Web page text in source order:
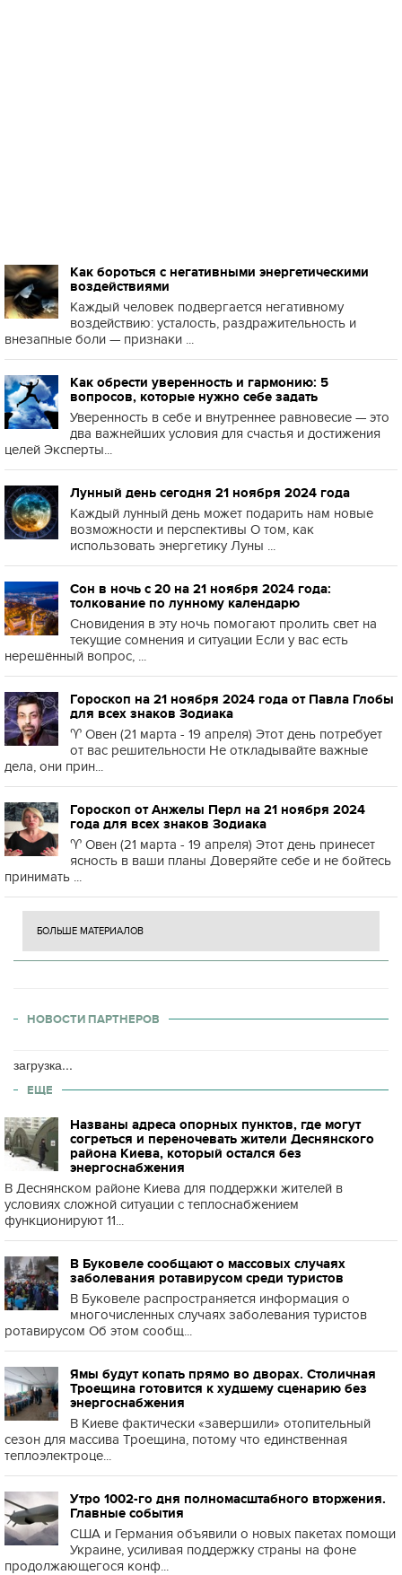
Как бороться с негативными энергетическими
воздействиями
Каждый человек подвергается негативному
воздействию: усталость, раздражительность и
внезапные боли — признаки ...
Как обрести уверенность и гармонию: 5
вопросов, которые нужно себе задать
Уверенность в себе и внутреннее равновесие — это
два важнейших условия для счастья и достижения
целей Эксперты...
Лунный день сегодня 21 ноября 2024 года
Каждый лунный день может подарить нам новые
возможности и перспективы О том, как
использовать энергетику Луны ...
Сон в ночь с 20 на 21 ноября 2024 года:
толкование по лунному календарю
Сновидения в эту ночь помогают пролить свет на
текущие сомнения и ситуации Если у вас есть
нерешённый вопрос, ...
Гороскоп на 21 ноября 2024 года от Павла Глобы
для всех знаков Зодиака
♈️ Овен (21 марта - 19 апреля) Этот день потребует
от вас решительности Не откладывайте важные
дела, они прин...
Гороскоп от Анжелы Перл на 21 ноября 2024
года для всех знаков Зодиака
♈️ Овен (21 марта - 19 апреля) Этот день принесет
ясность в ваши планы Доверяйте себе и не бойтесь
принимать ...
БОЛЬШЕ МАТЕРИАЛОВ
НОВОСТИ ПАРТНЕРОВ
загрузка...
ЕЩЕ
Названы адреса опорных пунктов, где могут
согреться и переночевать жители Деснянского
района Киева, который остался без
энергоснабжения
В Деснянском районе Киева для поддержки жителей в
условиях сложной ситуации с теплоснабжением
функционируют 11...
В Буковеле сообщают о массовых случаях
заболевания ротавирусом среди туристов
В Буковеле распространяется информация о
многочисленных случаях заболевания туристов
ротавирусом Об этом сообщ...
Ямы будут копать прямо во дворах. Столичная
Троещина готовится к худшему сценарию без
энергоснабжения
В Киеве фактически «завершили» отопительный
сезон для массива Троещина, потому что единственная
теплоэлектроце...
Утро 1002-го дня полномасштабного вторжения.
Главные события
США и Германия объявили о новых пакетах помощи
Украине, усиливая поддержку страны на фоне
продолжающегося конф...